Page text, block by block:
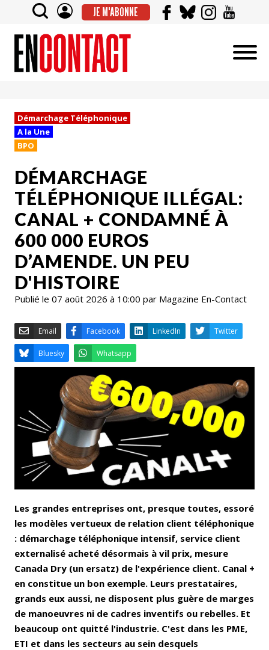
JE M'ABONNE
Démarchage Téléphonique
A la Une
BPO
DÉMARCHAGE
TÉLÉPHONIQUE ILLÉGAL:
CANAL + CONDAMNÉ À
600 000 EUROS
D’AMENDE. UN PEU
D'HISTOIRE
Publié le 07 août 2026 à 10:00 par Magazine En-Contact
Email Facebook LinkedIn
Bluesky Whatsapp
Les grandes entreprises ont, presque toutes, essoré
les modèles vertueux de relation client téléphonique
: démarchage téléphonique intensif, service client
externalisé acheté désormais à vil prix, mesure
Canada Dry (un ersatz) de l'expérience client. Canal +
en constitue un bon exemple. Leurs prestataires,
grands eux aussi, ne disposent plus guère de marges
de manoeuvres ni de cadres inventifs ou rebelles. Et
beaucoup ont quitté l'industrie. C'est dans les PME,
ETI et dans les secteurs au sein desquels